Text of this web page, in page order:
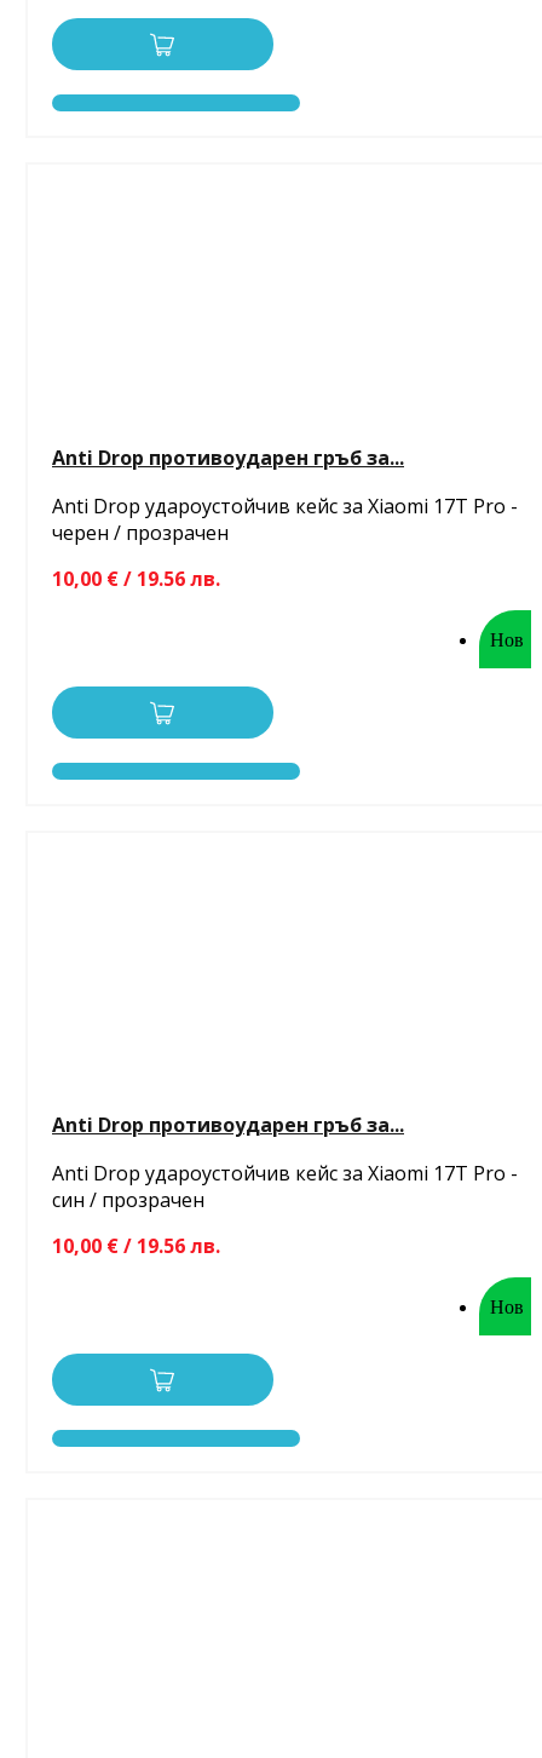
Anti Drop противоударен гръб за...
Anti Drop удароустойчив кейс за Xiaomi 17T Pro -
черен / прозрачен
10,00 € / 19.56 лв.
Нов
Anti Drop противоударен гръб за...
Anti Drop удароустойчив кейс за Xiaomi 17T Pro -
син / прозрачен
10,00 € / 19.56 лв.
Нов